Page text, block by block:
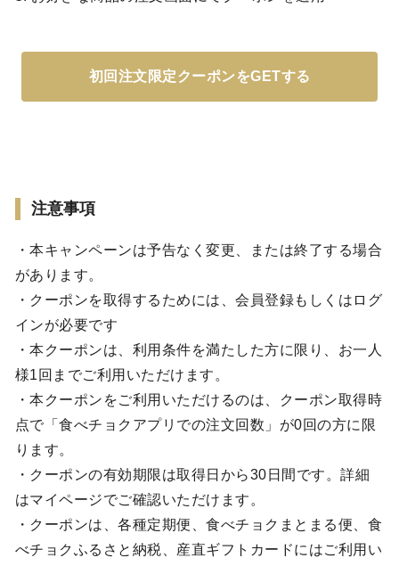
初回注文限定クーポンをGETする
注意事項
・本キャンペーンは予告なく変更、または終了する場合
があります。
・クーポンを取得するためには、会員登録もしくはログ
インが必要です
・本クーポンは、利用条件を満たした方に限り、お一人
様1回までご利用いただけます。
・本クーポンをご利用いただけるのは、クーポン取得時
点で「食べチョクアプリでの注文回数」が0回の方に限
ります。
・クーポンの有効期限は取得日から30日間です。詳細
はマイページでご確認いただけます。
・クーポンは、各種定期便、食べチョクまとまる便、食
べチョクふるさと納税、産直ギフトカードにはご利用い